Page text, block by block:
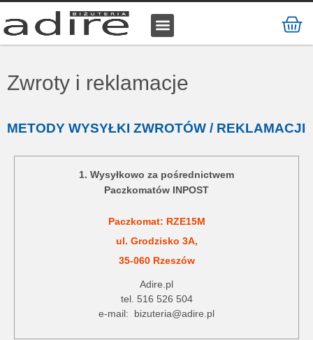
Zwroty i reklamacje
METODY WYSYŁKI ZWROTÓW / REKLAMACJI
1. Wysyłkowo za pośrednictwem
Paczkomatów INPOST
Paczkomat: RZE15M
ul. Grodzisko 3A,
35-060 Rzeszów
Adire.pl
tel. 516 526 504
e-mail: bizuteria@adire.pl